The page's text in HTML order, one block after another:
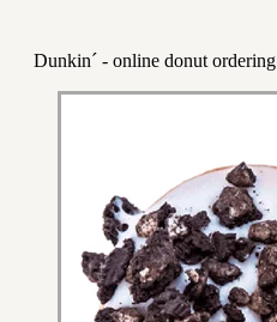
Dunkin´ - online donut ordering